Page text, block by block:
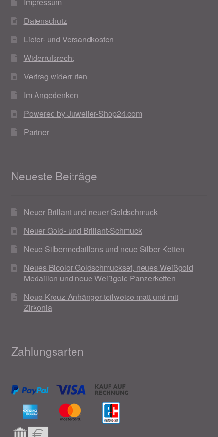
Impressum
Datenschutz
Liefer- und Versandkosten
Widerrufsrecht
Vertrag widerrufen
Im Angedenken
Powered by Juwelier-Shop24.com
Partner
Neueste Beiträge
Neuer Brillant und neuer Goldschmuck
Neuer Gold- und Brillant-Schmuck
Neue Silbermedaillons und neue Silber Ketten
Neues Bicolor Goldschmuckset, neues Weißgold
Medaillon und neue Weißgold Panzerketten
Neue Kreuz-Anhänger teilweise matt und mit
Zirkonia
Zahlungsarten